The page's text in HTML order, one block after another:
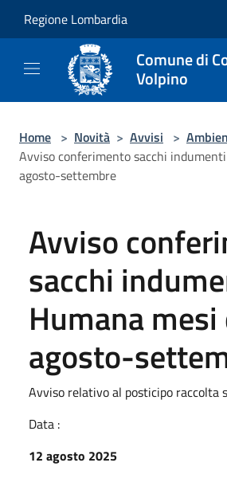
Regione Lombardia
Comune di
Volpino
Home > Novità > Avvisi >
Avviso conferimento sacchi
agosto-settembre
Avviso
sacchi
Humana mesi
agosto-
Avviso relativo al posticipo raccolta
Data :
12 agosto 2025